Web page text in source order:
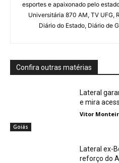
esportes e apaixonado pelo
Universitária 870 AM, TV UFG,
Diário do Estado, Diário de
Confira outras matérias
Goiás
Lateral
e mira
Vitor
Lateral ex-
reforço do